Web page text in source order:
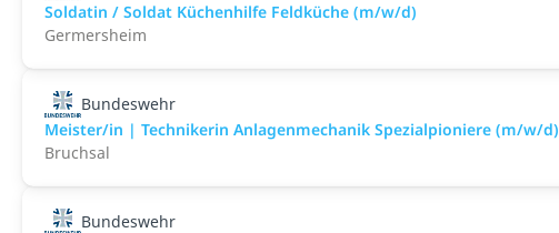
Soldatin / Soldat Küchenhilfe Feldküche (m/w/d)
Germersheim
Bundeswehr
Meister/in | Technikerin Anlagenmechanik Spezialpioniere (m/w/d)
Bruchsal
Bundeswehr